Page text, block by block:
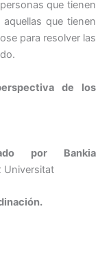
que tienen
que tienen
para resolver las
de los
por Bankia
Universitat